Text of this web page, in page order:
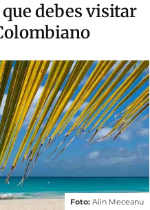
debes visitar
Foto: Alin Meceanu